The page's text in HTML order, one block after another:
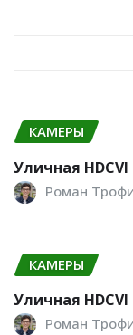
КАМЕРЫ
Уличная HDCVI
Роман
КАМЕРЫ
Уличная HDCVI
Роман